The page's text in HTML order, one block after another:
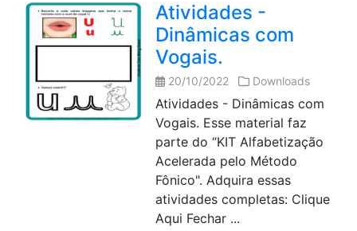
Atividades -
Dinâmicas com
Vogais.
20/10/2022 Downloads
Atividades - Dinâmicas com
Vogais. Esse material faz
parte do “KIT Alfabetização
Acelerada pelo Método
Fônico". Adquira essas
atividades completas: Clique
Aqui Fechar ...